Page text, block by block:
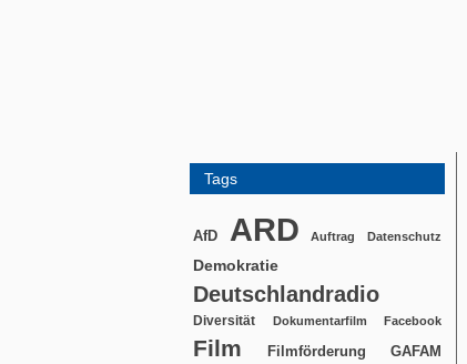
Tags
AfD ARD Auftrag Datenschutz
Demokratie
Deutschlandradio
Diversität Dokumentarfilm Facebook
Film Filmförderung GAFAM